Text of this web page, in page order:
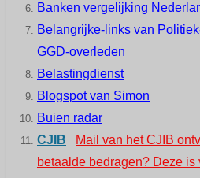
Banken vergelijking
Belangrijke-links van
GGD-overleden
Belastingdienst
Blogspot van Simon
Buien radar
CJIB
Mail van het CJIB
betaalde bedragen? Deze is